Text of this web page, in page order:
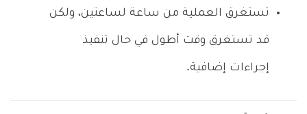
تستغرق العملية من ساعة لساعتين، ولكن
قد تستغرق وقت أطول في حال تنفيذ
إجراءات إضافية.